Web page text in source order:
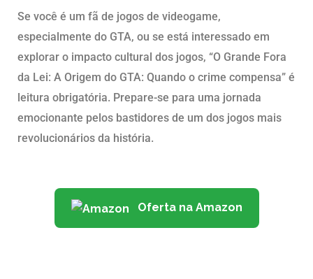
Se você é um fã de jogos de videogame,
especialmente do GTA, ou se está interessado em
explorar o impacto cultural dos jogos, “O Grande Fora
da Lei: A Origem do GTA: Quando o crime compensa” é
leitura obrigatória. Prepare-se para uma jornada
emocionante pelos bastidores de um dos jogos mais
revolucionários da história.
Oferta na Amazon